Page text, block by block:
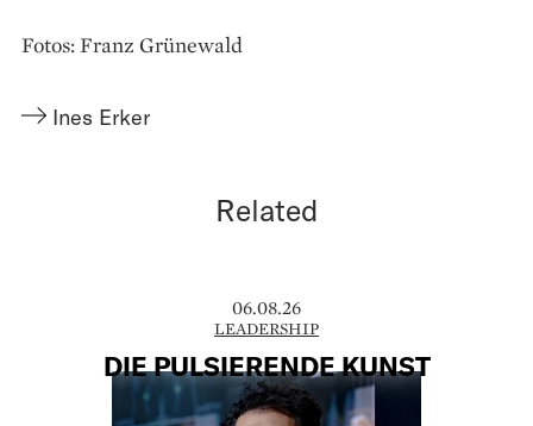
Fotos: Franz Grünewald
Ines Erker
Related
06.08.26
LEADERSHIP
DIE PULSIERENDE KUNST